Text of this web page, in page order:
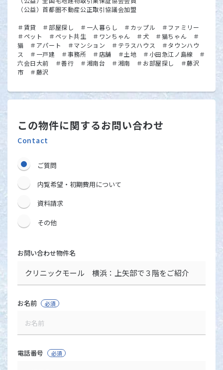
（公益）首都圏不動産公正取引協議会加盟
＃賃貸 ＃部屋探し ＃一人暮らし ＃カップル ＃ファミリー
＃ペット ＃ペット共生 ＃ワンちゃん ＃犬 ＃猫ちゃん ＃
猫 ＃アパート ＃マンション ＃テラスハウス ＃タウンハウ
ス ＃一戸建 ＃事務所 ＃店舗 ＃土地 ＃小田急江ノ島線 ＃
六会日大前 ＃善行 ＃湘南台 ＃湘南 ＃お部屋探し ＃藤沢
市 ＃藤沢
この物件に関するお問い合わせ
Contact
ご質問
内覧希望・初期費用について
資料請求
その他
お問い合わせ物件名
お名前 必須
電話番号 必須